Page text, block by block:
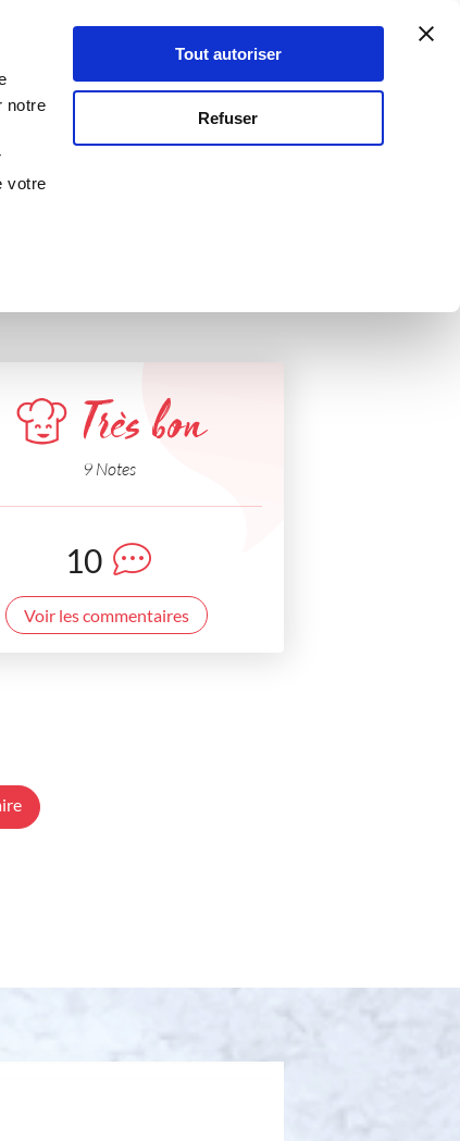
notre
votre
Tout autoriser
Refuser
Se connecter
Très bon
9 Notes
10
Voir les commentaires